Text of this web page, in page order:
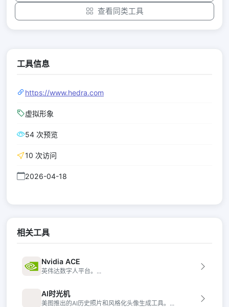
查看同类工具
工具信息
https://www.hedra.com
虚拟形象
54 次预览
10 次访问
2026-04-18
相关工具
Nvidia ACE
英伟达数字人平台。...
AI时光机
美图推出的AI历史照片和风格化头像生成工具。...